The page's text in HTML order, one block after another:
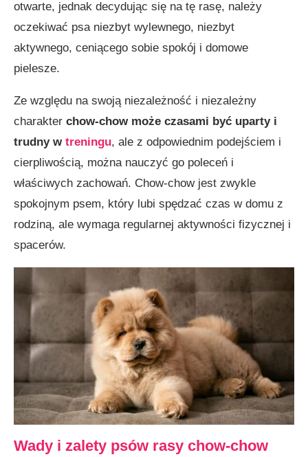
otwarte, jednak decydując się na tę rasę, należy
oczekiwać psa niezbyt wylewnego, niezbyt
aktywnego, ceniącego sobie spokój i domowe
pielesze.
Ze względu na swoją niezależność i niezależny
charakter chow-chow może czasami być uparty i
trudny wtreningu, ale z odpowiednim podejściem i
cierpliwością, można nauczyć go poleceń i
właściwych zachowań. Chow-chow jest zwykle
spokojnym psem, który lubi spędzać czas w domu z
rodziną, ale wymaga regularnej aktywności fizycznej i
spacerów.
Wady i zalety psów rasy chow-chow